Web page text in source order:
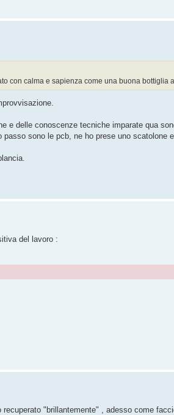
con calma e sapienza come una buona bottiglia
delle conoscenze tecniche imparate qua
sono le pcb, ne ho prese uno scatolone
del lavoro :
"brillantemente" , adesso come